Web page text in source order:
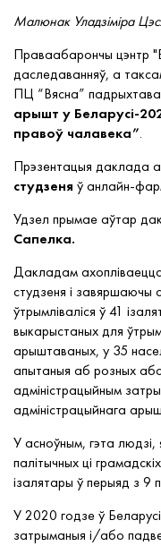
Малюнак Уладзіміра
Праваабарончы цэнтр
даследаванняў, а
ПЦ “Вясна”
арышт у Беларусі-
правоў чалавека”.
Прэзентацыя даклада
студзеня ў анлайн-
Удзел прымае аўтар
Сапелка.
Дакладам
студзеня і завяршаючы
ўтрымліваліся ў 41
выкарыстаных для
арыштаваных, у 35
апытаныя аб розных
адміністрацыйным
адміністрацыйнага
У асноўным, гэта людзі,
палітычных ці
ізалятары ў перыяд з 9
У 2020 годзе ў
затрыманыя і/або